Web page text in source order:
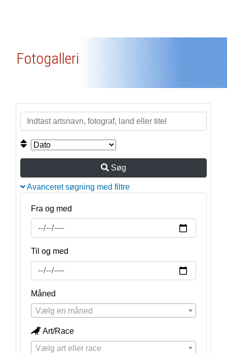
Fotogalleri
Søg
Avanceret søgning med filtre
Fra og med
Til og med
Måned
Vælg en måned
Art/Race
Vælg art eller race